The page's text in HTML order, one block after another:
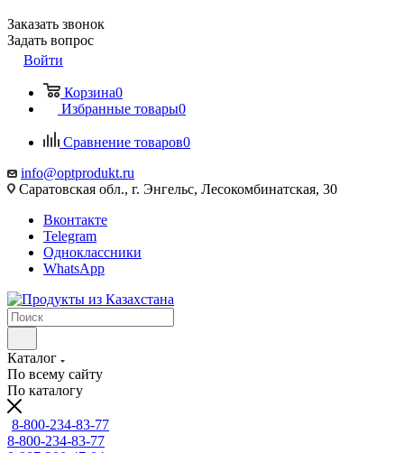
Заказать звонок
Задать вопрос
Войти
Корзина0
Избранные товары0
Сравнение товаров0
info@optprodukt.ru
Саратовская обл., г. Энгельс, Лесокомбинатская, 30
Вконтакте
Telegram
Одноклассники
WhatsApp
Каталог
По всему сайту
По каталогу
8-800-234-83-77
8-800-234-83-77